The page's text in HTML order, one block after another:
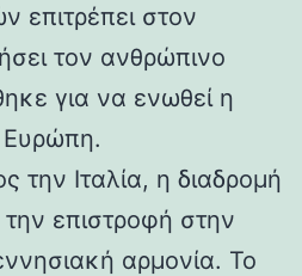
επιτρέπει στον
τον ανθρώπινο
για να ενωθεί η
Ευρώπη.
την Ιταλία, η διαδρομή
επιστροφή στην
αρμονία. Το